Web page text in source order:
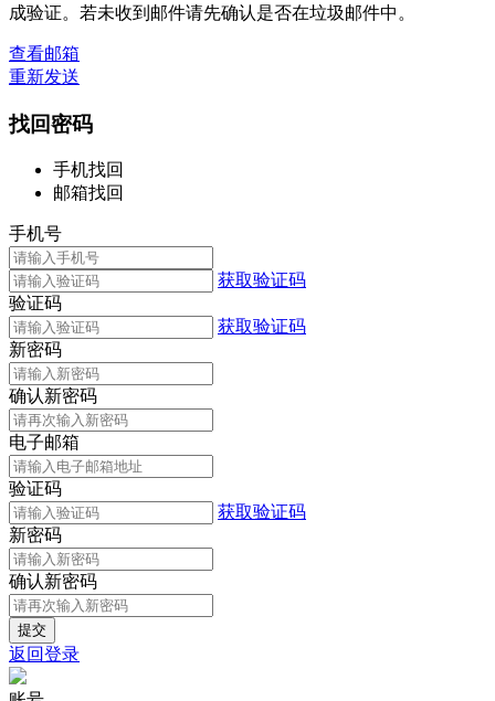
成验证。若未收到邮件请先确认是否在垃圾邮件中。
查看邮箱
重新发送
找回密码
手机找回
邮箱找回
手机号
获取验证码
验证码
获取验证码
新密码
确认新密码
电子邮箱
验证码
获取验证码
新密码
确认新密码
返回登录